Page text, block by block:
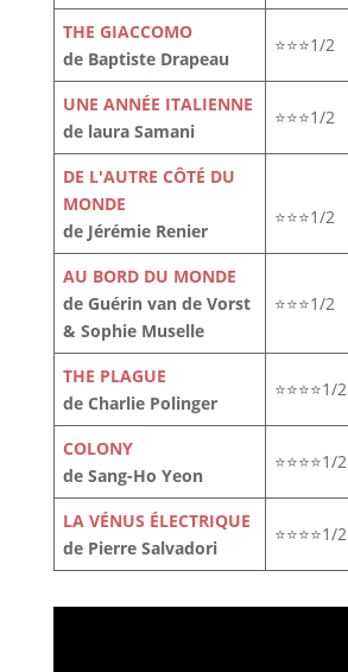
THE GIACCOMO
de Baptiste Drapeau
⭐⭐⭐1/2
UNE ANNÉE ITALIENNE
de laura Samani
⭐⭐⭐1/2
DE L'AUTRE CÔTÉ DU
MONDE
de Jérémie Renier
⭐⭐⭐1/2
AU BORD DU MONDE
de Guérin van de Vorst
& Sophie Muselle
⭐⭐⭐1/2
THE PLAGUE
de Charlie Polinger
⭐⭐⭐⭐1/2
COLONY
de Sang-Ho Yeon
⭐⭐⭐⭐1/2
LA VÉNUS ÉLECTRIQUE
de Pierre Salvadori
⭐⭐⭐⭐1/2